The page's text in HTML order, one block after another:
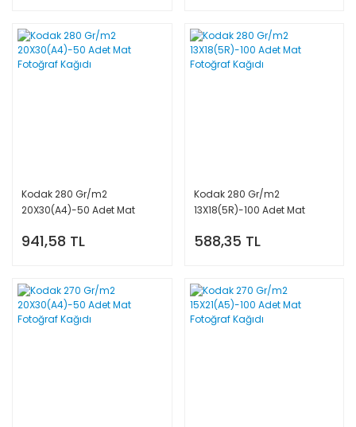
Kodak 280 Gr/m2
20X30(A4)-50 Adet Mat
941,58 TL
Kodak 280 Gr/m2
13X18(5R)-100 Adet Mat
588,35 TL